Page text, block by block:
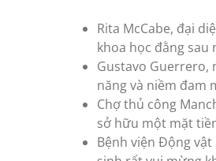
Rita McCabe, đại
khoa học đằng sau
Gustavo Guerrero,
năng và niềm đam
Chợ thủ công
sở hữu một mặt
Bệnh viện Động